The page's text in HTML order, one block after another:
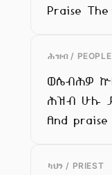
Praise
ሕዝብ / PEOPLE
ወሴብሕዎ
ሕዝብ ሁሉ
And
ካህን / PRIEST